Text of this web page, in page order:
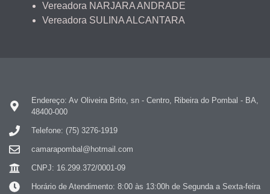
Vereadora NARJARA ANDRADE
Vereadora SULINA ALCANTARA
Endereço: Av Oliveira Brito, sn - Centro, Ribeira do Pombal - BA,
48400-000
Telefone: (75) 3276-1919
camarapombal@hotmail.com
CNPJ: 16.299.372/0001-09
Horário de Atendimento: 8:00 às 13:00h de Segunda a Sexta-feira